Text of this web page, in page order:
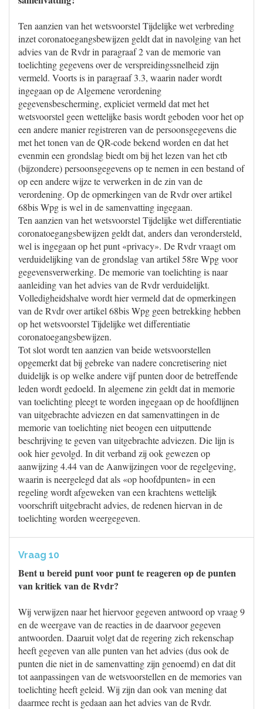
Ten aanzien van het wetsvoorstel Tijdelijke wet verbreding
inzet coronatoegangsbewijzen geldt dat in navolging van het
advies van de Rvdr in paragraaf 2 van de memorie van
toelichting gegevens over de verspreidingssnelheid zijn
vermeld. Voorts is in paragraaf 3.3, waarin nader wordt
ingegaan op de Algemene verordening
gegevensbescherming, expliciet vermeld dat met het
wetsvoorstel geen wettelijke basis wordt geboden voor het op
een andere manier registreren van de persoonsgegevens die
met het tonen van de QR-code bekend worden en dat het
evenmin een grondslag biedt om bij het lezen van het ctb
(bijzondere) persoonsgegevens op te nemen in een bestand of
op een andere wijze te verwerken in de zin van de
verordening. Op de opmerkingen van de Rvdr over artikel
68bis Wpg is wel in de samenvatting ingegaan.
Ten aanzien van het wetsvoorstel Tijdelijke wet differentiatie
coronatoegangsbewijzen geldt dat, anders dan verondersteld,
wel is ingegaan op het punt «privacy». De Rvdr vraagt om
verduidelijking van de grondslag van artikel 58re Wpg voor
gegevensverwerking. De memorie van toelichting is naar
aanleiding van het advies van de Rvdr verduidelijkt.
Volledigheidshalve wordt hier vermeld dat de opmerkingen
van de Rvdr over artikel 68bis Wpg geen betrekking hebben
op het wetsvoorstel Tijdelijke wet differentiatie
coronatoegangsbewijzen.
Tot slot wordt ten aanzien van beide wetsvoorstellen
opgemerkt dat bij gebreke van nadere concretisering niet
duidelijk is op welke andere vijf punten door de betreffende
leden wordt gedoeld. In algemene zin geldt dat in memorie
van toelichting pleegt te worden ingegaan op de hoofdlijnen
van uitgebrachte adviezen en dat samenvattingen in de
memorie van toelichting niet beogen een uitputtende
beschrijving te geven van uitgebrachte adviezen. Die lijn is
ook hier gevolgd. In dit verband zij ook gewezen op
aanwijzing 4.44 van de Aanwijzingen voor de regelgeving,
waarin is neergelegd dat als «op hoofdpunten» in een
regeling wordt afgeweken van een krachtens wettelijk
voorschrift uitgebracht advies, de redenen hiervan in de
toelichting worden weergegeven.
Vraag 10
Bent u bereid punt voor punt te reageren op de punten
van kritiek van de Rvdr?
Wij verwijzen naar het hiervoor gegeven antwoord op vraag 9
en de weergave van de reacties in de daarvoor gegeven
antwoorden. Daaruit volgt dat de regering zich rekenschap
heeft gegeven van alle punten van het advies (dus ook de
punten die niet in de samenvatting zijn genoemd) en dat dit
tot aanpassingen van de wetsvoorstellen en de memories van
toelichting heeft geleid. Wij zijn dan ook van mening dat
daarmee recht is gedaan aan het advies van de Rvdr.